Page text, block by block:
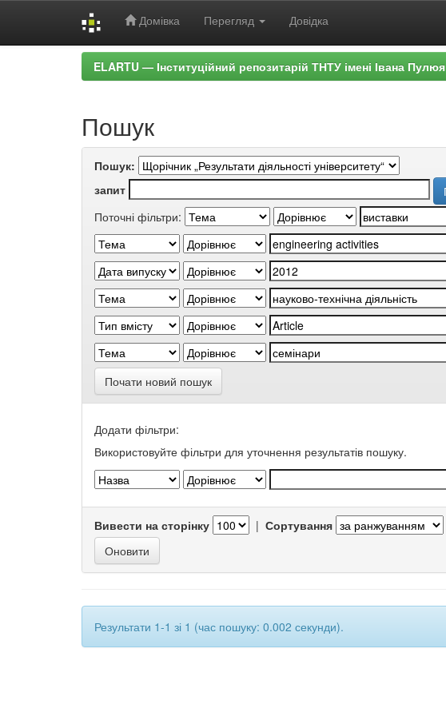
Домівка Перегляд Довідка
ELARTU — Інституційний репозитарій ТНТУ імені Івана Пулюя
Пошук
Пошук:
запит
Поточні фільтри:
Почати новий пошук
Додати фільтри:
Використовуйте фільтри для уточнення результатів пошуку.
Вивести на сторінку | Сортування
Результати 1-1 зі 1 (час пошуку: 0.002 секунди).